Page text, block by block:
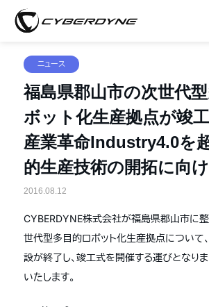
ニュース
福島県郡山市の次世代
ボット化生産拠点が竣
産業革命Industry4.0を
的生産技術の開拓に向
2016.08.12
CYBERDYNE株式会社が福島県郡山市に
世代型多目的ロボット化生産拠点について
設が終了し、竣工式を開催する運びとなり
いたします。